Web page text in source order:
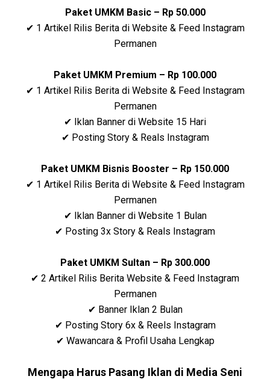
Paket UMKM Basic – Rp 50.000
✔ 1 Artikel Rilis Berita di Website & Feed Instagram
Permanen
Paket UMKM Premium – Rp 100.000
✔ 1 Artikel Rilis Berita di Website & Feed Instagram
Permanen
✔ Iklan Banner di Website 15 Hari
✔ Posting Story & Reals Instagram
Paket UMKM Bisnis Booster – Rp 150.000
✔ 1 Artikel Rilis Berita di Website & Feed Instagram
Permanen
✔ Iklan Banner di Website 1 Bulan
✔ Posting 3x Story & Reals Instagram
Paket UMKM Sultan – Rp 300.000
✔ 2 Artikel Rilis Berita Website & Feed Instagram
Permanen
✔ Banner Iklan 2 Bulan
✔ Posting Story 6x & Reels Instagram
✔ Wawancara & Profil Usaha Lengkap
Mengapa Harus Pasang Iklan di Media Seni